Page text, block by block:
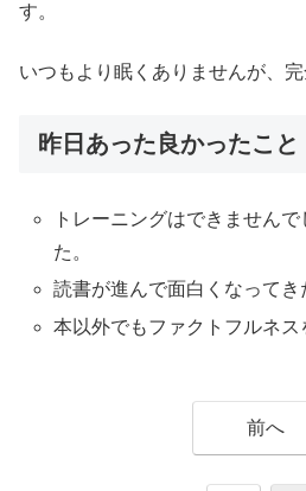
す。
いつもより眠くありませんが、完
昨日あった良かったこと
トレーニングはできません
た。
読書が進んで面白くなってき
本以外でもファクトフルネス
前へ